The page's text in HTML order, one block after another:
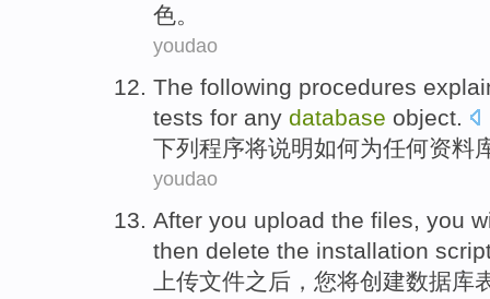
色。
youdao
The following procedures
tests for any database object.
下列 程序将说明如何为任何资料
youdao
After you upload the files you
then delete the installation
上传文件之后 ， 您将创建数据库